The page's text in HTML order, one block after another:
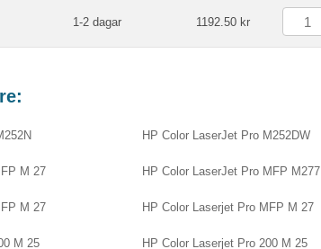
1-2 dagar 1192.50 kr
HP Color LaserJet Pro M252DW
M 27 HP Color LaserJet Pro MFP M277
M 27 HP Color Laserjet Pro MFP M 27
M 25 HP Color Laserjet Pro 200 M 25